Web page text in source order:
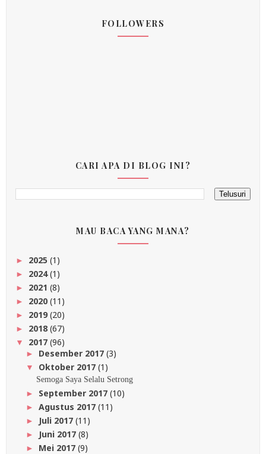
FOLLOWERS
CARI APA DI BLOG INI?
MAU BACA YANG MANA?
► 2025 (1)
► 2024(1)
► 2021 (8)
► 2020 (11)
► 2019(20)
► 2018 (67)
▼ 2017 (96)
► Desember 2017 (3)
▼ Oktober 2017 (1)
Semoga Saya Selalu Setrong
► September 2017 (10)
► Agustus 2017 (11)
► Juli 2017 (11)
► Juni 2017 (8)
► Mei 2017 (9)